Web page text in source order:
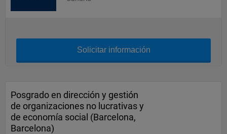
Solicitar información
Posgrado en dirección y gestión
de organizaciones no lucrativas y
de economía social (Barcelona,
Barcelona)